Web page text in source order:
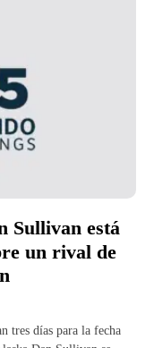
Sullivan está
un rival de
tres días para la fecha